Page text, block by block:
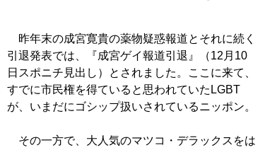
昨年末の成宮寛貴の薬物疑惑報道とそれに続く
引退発表では、『成宮ゲイ報道引退』（12月10
日スポニチ見出し）とされました。ここに来て、
すでに市民権を得ていると思われていたLGBT
が、いまだにゴシップ扱いされているニッポン。
その一方で、大人気のマツコ・デラックスをは